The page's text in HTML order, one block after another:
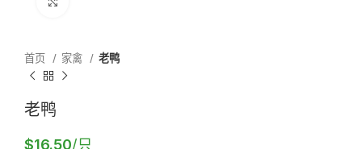
首页 家禽 老鸭
老鸭
$16.50/只